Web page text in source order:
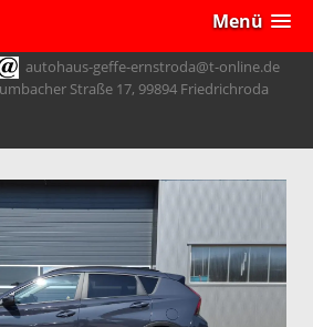
Menü
autohaus-geffe-ernstroda@t-online.de
Straße 17, 99894 Friedrichroda